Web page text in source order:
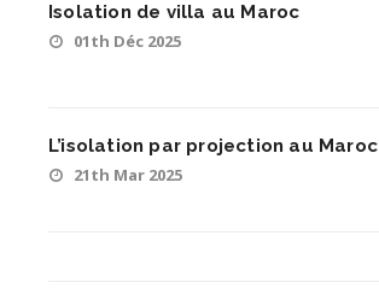
Isolation de villa au Maroc
01th Déc 2025
L’isolation par projection au Maroc
21th Mar 2025